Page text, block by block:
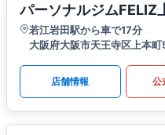
パーソナルジムFELIZ
若江岩田駅から車で17分
大阪府大阪市天王寺区上本
店舗情報 公